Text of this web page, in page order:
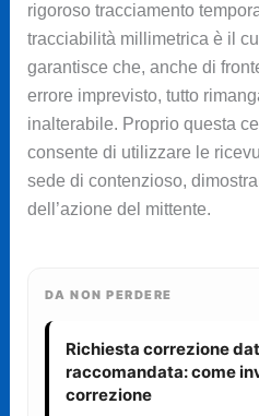
rigoroso tracciamento
tracciabilità millimetrica è il
garantisce che, anche di
errore imprevisto, tutto
inalterabile. Proprio questa
consente di utilizzare le
sede di contenzioso,
dell’azione del mittente.
DA NON PERDERE
Richiesta correzione
raccomandata: come
correzione